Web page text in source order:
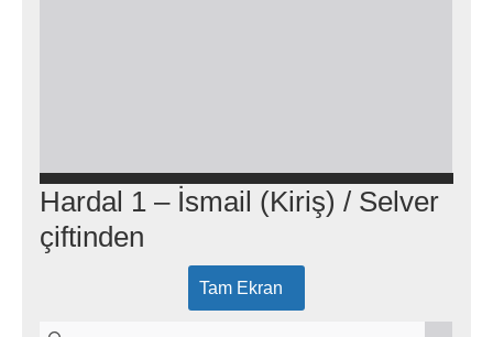
Hardal 1 – İsmail (Kiriş) / Selver
çiftinden
Tam Ekran